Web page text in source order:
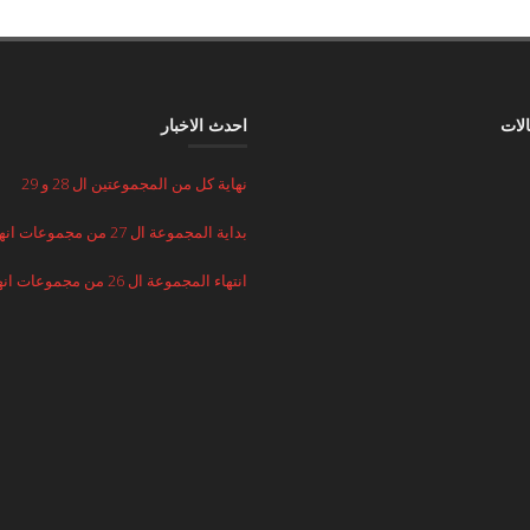
احدث الاخبار
نهاية كل من المجموعتين ال 28 و 29
بداية المجموعة ال 27 من مجموعات انهضي
انتهاء المجموعة ال 26 من مجموعات انهضي